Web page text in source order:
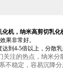
机，纳米高剪切乳
果非常好。
到4-5倍以上，分散
关注的热点，纳米
不稳定，容易沉降分